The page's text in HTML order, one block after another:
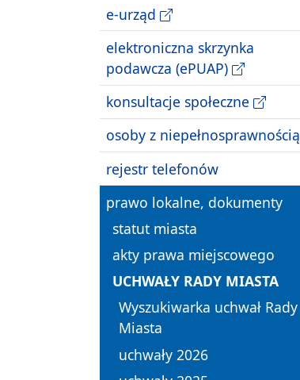
e-urząd
elektroniczna skrzynka
podawcza (ePUAP)
konsultacje społeczne
osoby z niepełnosprawnością
rejestr telefonów
prawo lokalne, dokumenty
statut miasta
akty prawa miejscowego
UCHWAŁY RADY MIASTA
Wyszukiwarka uchwał Rady
Miasta
uchwały 2026